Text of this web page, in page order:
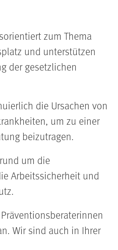
zum Thema
und unterstützen
der gesetzlichen
die Ursachen von
um zu einer
beizutragen.
um die
Arbeitssicherheit und
Wir sind auch in Ihrer